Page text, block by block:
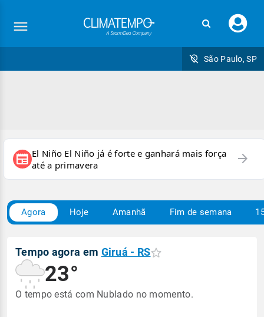
seu
São Paulo, SP
newspaper El Niño El Niño já é forte e ganhará mais força
até a primavera
arrow_forward
Agora Hoje Amanhã Fim de semana
Tempo agora em Giruá - RS
23°
O tempo está com Nublado no momento.